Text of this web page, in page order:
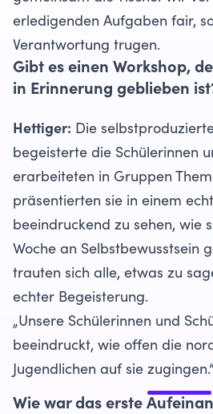
erledigenden Aufgaben fair,
Verantwortung trugen.
Gibt es einen Workshop,
in Erinnerung geblieben
Hettiger: Die
begeisterte die Schülerinnen
erarbeiteten in Gruppen
präsentierten sie in einem
beeindruckend zu sehen, wie
Woche an Selbstbewusstsein
trauten sich alle, etwas zu
echter Begeisterung.
„Unsere Schülerinnen und
beeindruckt, wie offen die
Jugendlichen auf sie zugingen.“
Wie war das erste